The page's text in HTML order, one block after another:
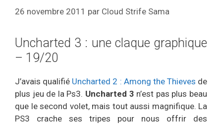
26 novembre 2011 par Cloud Strife Sama
Uncharted 3 : une claque graphique
– 19/20
J’avais qualifié Uncharted 2 : Among the Thieves de
plus jeu de la Ps3. Uncharted 3 n’est pas plus beau
que le second volet, mais tout aussi magnifique. La
PS3 crache ses tripes pour nous offrir des